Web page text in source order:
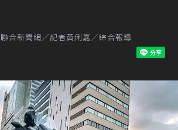
聯合新聞網／記者黃俐嘉／綜合報導